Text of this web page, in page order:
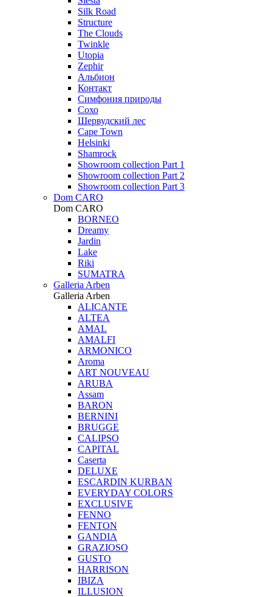
Silk Road
Structure
The Clouds
Twinkle
Utopia
Zephir
Альбион
Контакт
Симфония природы
Сохо
Шервудский лес
Cape Town
Helsinki
Shamrock
Showroom collection Part 1
Showroom collection Part 2
Showroom collection Part 3
Dom CARO
Dom CARO
BORNEO
Dreamy
Jardin
Lake
Riki
SUMATRA
Galleria Arben
Galleria Arben
ALICANTE
ALTEA
AMAL
AMALFI
ARMONICO
Aroma
ART NOUVEAU
ARUBA
Assam
BARON
BERNINI
BRUGGE
CALIPSO
CAPITAL
Caserta
DELUXE
ESCARDIN KURBAN
EVERYDAY COLORS
EXCLUSIVE
FENNO
FENTON
GANDIA
GRAZIOSO
GUSTO
HARRISON
IBIZA
ILLUSION